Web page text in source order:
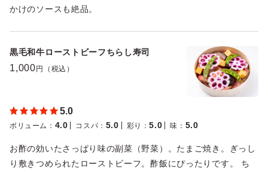
かけのソースも絶品。
黒毛和牛ローストビーフちらし寿司
1,000 円（税込）
5.0
ボリューム ： 4.0 コスパ ： 5.0 彩り ：5.0 味 ： 5.0
お酢の効いたさっぱり味の副菜（野菜）。たまご焼き。ぎっし
り敷きつめられたローストビーフ。酢飯にぴったりです。 ち